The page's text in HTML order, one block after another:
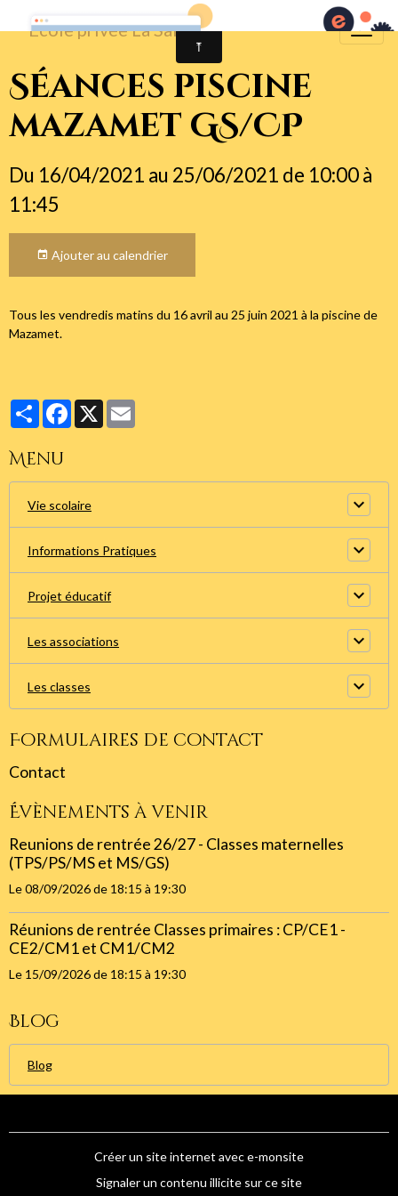
Séances piscine
mazamet GS/CP
Du 16/04/2021 au 25/06/2021 de 10:00à
11:45
Ajouter au calendrier
Tous les vendredis matins du 16 avril au 25 juin 2021 à la piscine de
Mazamet.
PartagerFacebook
X
Menu
Vie scolaire
Informations Pratiques
Projet éducatif
Les associations
Les classes
Formulaires de contact
Contact
Évènements à venir
Reunions de rentrée 26/27 - Classes maternelles
(TPS/PS/MS et MS/GS)
Le 08/09/2026de 18:15 à 19:30
Réunions de rentrée Classes primaires : CP/CE1 -
CE2/CM1 et CM1/CM2
Le 15/09/2026de 18:15 à 19:30
Blog
Blog
Créer un site internet avec e-monsite
Signaler un contenu illicite sur ce site